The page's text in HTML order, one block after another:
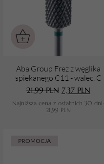
PRO
Aba Group Frez z węglika
spiekanego C11 - walec, C
21,99PLN 7,37 PLN
Najniższa cena z ostatnich 30 dni:
21,99 PLN
PROMOCJA